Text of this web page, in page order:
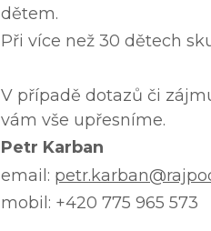
dětem.
Při více než 30 dětech
V případě dotazů či
vám vše upřesníme.
Petr Karban
email:
mobil: +420 775 965 573